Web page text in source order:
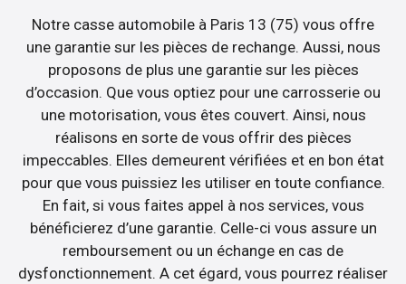
Notre casse automobile à Paris 13 (75) vous offre
une garantie sur les pièces de rechange. Aussi, nous
proposons de plus une garantie sur les pièces
d’occasion. Que vous optiez pour une carrosserie ou
une motorisation, vous êtes couvert. Ainsi, nous
réalisons en sorte de vous offrir des pièces
impeccables. Elles demeurent vérifiées et en bon état
pour que vous puissiez les utiliser en toute confiance.
En fait, si vous faites appel à nos services, vous
bénéficierez d’une garantie. Celle-ci vous assure un
remboursement ou un échange en cas de
dysfonctionnement. A cet égard, vous pourrez réaliser